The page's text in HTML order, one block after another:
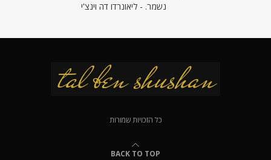
נשמר. - ליאונרדו דה וינצ'י
כל הזכויות שמורות
BACK TO TOP